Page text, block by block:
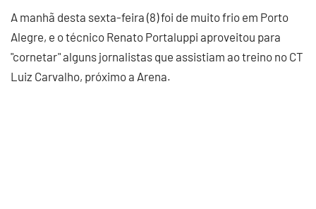
A manhã desta sexta-feira (8) foi de muito frio em Porto
Alegre, e o técnico Renato Portaluppi aproveitou para
"cornetar" alguns jornalistas que assistiam ao treino no CT
Luiz Carvalho, próximo a Arena.